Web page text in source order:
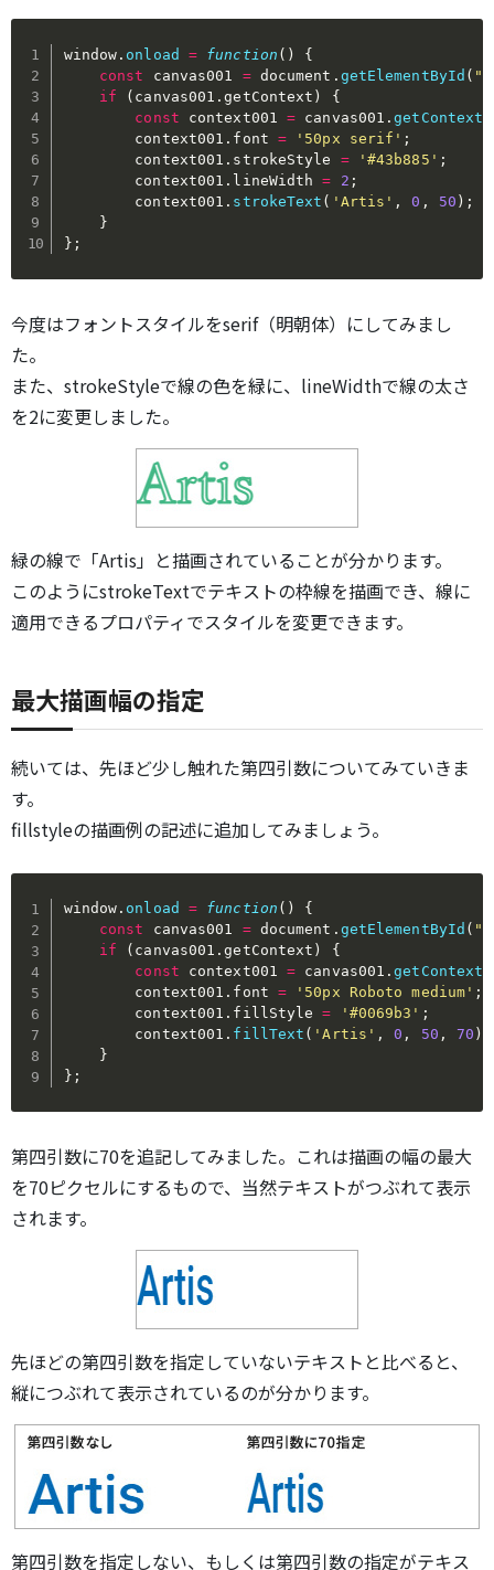
window . onload = function ( )
{
const canvas001 = document . getElementById (
if
( canvas001 .getContext )
{
const context001 = canvas001 .getContext
        context001
. font = '50px serif' ;
        context001
. strokeStyle = '#43b885' ;
        context001
. lineWidth = 2 ;
        context001
. strokeText ( 'Artis' , 0 , 50 ) ;
}
} ;
今度はフォントスタイルをserif（明朝体）にしてみまし
た。
また、strokeStyleで線の色を緑に、lineWidthで線の太さ
を2に変更しました。
緑の線で「Artis」と描画されていることが分かります。
このようにstrokeTextでテキストの枠線を描画でき、線に
適用できるプロパティでスタイルを変更できます。
最大描画幅の指定
続いては、先ほど少し触れた第四引数についてみていきま
す。
fillstyleの描画例の記述に追加してみましょう。
window . onload = function ( )
{
const canvas001 = document . getElementById (
if
( canvas001 .getContext )
{
const context001 = canvas001 .getContext
        context001
. font = '50px Roboto medium' ;
        context001
. fillStyle = '#0069b3' ;
        context001
. fillText ( 'Artis' , 0 , 50 , 70 )
}
} ;
第四引数に70を追記してみました。これは描画の幅の最大
を70ピクセルにするもので、当然テキストがつぶれて表示
されます。
先ほどの第四引数を指定していないテキストと比べると、
縦につぶれて表示されているのが分かります。
第四引数を指定しない、もしくは第四引数の指定がテキス